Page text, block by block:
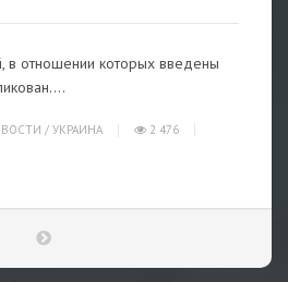
в отношении которых введены
/ УКРАИНА
2 476